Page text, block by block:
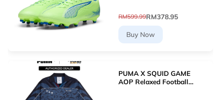
RM599.99RM378.95
Buy Now
PUMA X SQUID GAME
AOP Relaxed Football